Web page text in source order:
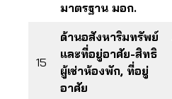
มาตรฐาน มอก.
15
ด้านอสังหาริมทรัพย์
และที่อยู่อาศัย-สิทธิ
ผู้เช่าห้องพัก, ที่อยู่
อาศัย